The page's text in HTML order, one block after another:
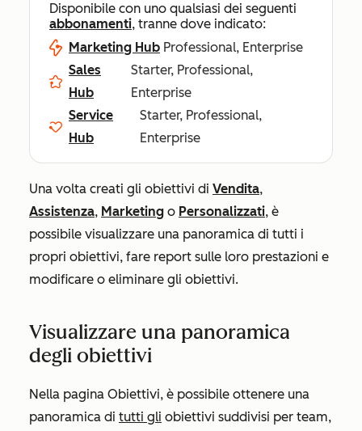
Disponibile con uno qualsiasi dei seguenti
abbonamenti, tranne dove indicato:
Marketing Hub Professional, Enterprise
Sales
Hub
Starter, Professional,
Enterprise
Service
Hub
Starter, Professional,
Enterprise
Una volta creati gli obiettivi di Vendita,
Assistenza, Marketing o Personalizzati, è
possibile visualizzare una panoramica di tutti i
propri obiettivi, fare report sulle loro prestazioni e
modificare o eliminare gli obiettivi.
Visualizzare una panoramica
degli obiettivi
Nella pagina Obiettivi, è possibile ottenere una
panoramica di tutti gli obiettivi suddivisi per team,